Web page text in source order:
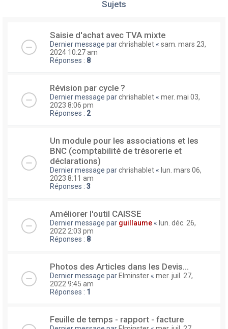
Sujets
Saisie d'achat avec TVA mixte
Dernier message parchrishablet « sam. mars 23,
2024 10:27 am
Réponses : 8
Révision par cycle ?
Dernier message parchrishablet « mer. mai 03,
2023 8:06 pm
Réponses : 2
Un module pour les associations et les
BNC (comptabilité de trésorerie et
déclarations)
Dernier message parchrishablet « lun. mars 06,
2023 8:11 am
Réponses : 3
Améliorer l'outil CAISSE
Dernier message par guillaume « lun. déc. 26,
2022 2:03 pm
Réponses : 8
Photos des Articles dans les Devis...
Dernier message parElminster « mer. juil. 27,
2022 9:45 am
Réponses : 1
Feuille de temps - rapport - facture